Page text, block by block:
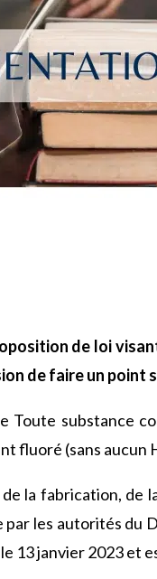
de loi
de faire un
Toute substance
fluoré (sans
la fabrication, de
les autorités du
13 janvier 2023 et